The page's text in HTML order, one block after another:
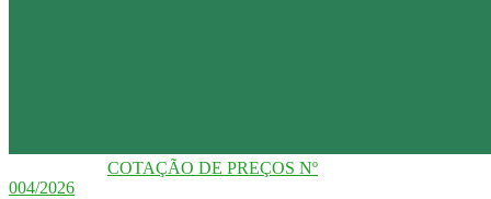
COTAÇÃO DE PREÇOS Nº
004/2026